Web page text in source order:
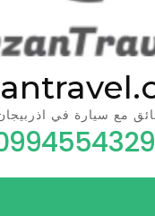
مع سيارة في